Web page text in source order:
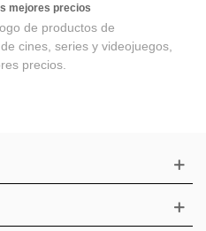
mejores precios
de productos de
cines, series y videojuegos,
precios.